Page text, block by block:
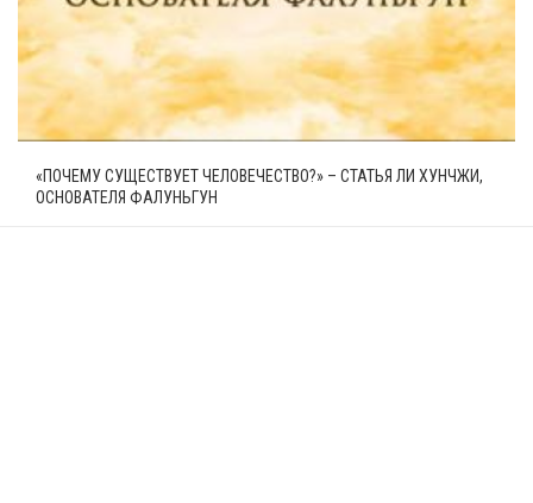
«ПОЧЕМУ СУЩЕСТВУЕТ ЧЕЛОВЕЧЕСТВО?» – СТАТЬЯ ЛИ ХУНЧЖИ,
ОСНОВАТЕЛЯ ФАЛУНЬГУН